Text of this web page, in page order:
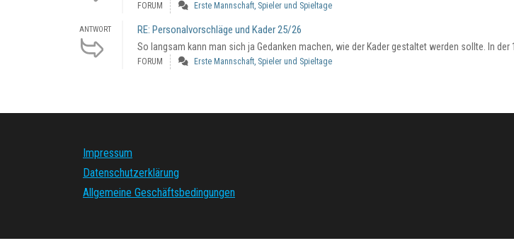
FORUM Erste Mannschaft, Spieler und Spieltage
ANTWORT RE: Personalvorschläge und Kader 25/26
So langsam kann man sich ja Gedanken machen, wie der Kader gestaltet werden sollte. In
FORUM Erste Mannschaft, Spieler und Spieltage
Impressum
Datenschutzerklärung
Allgemeine Geschäftsbedingungen